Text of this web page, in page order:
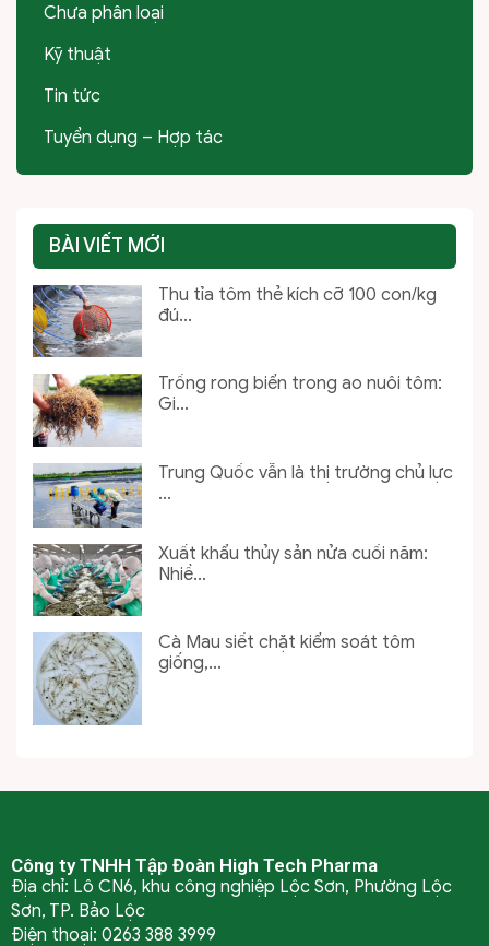
Chưa phân loại
Kỹ thuật
Tin tức
Tuyển dụng – Hợp tác
BÀI VIẾT MỚI
Thu tỉa tôm thẻ kích cỡ 100 con/kg
đú...
Trồng rong biển trong ao nuôi tôm:
Gi...
Trung Quốc vẫn là thị trường chủ lực
...
Xuất khẩu thủy sản nửa cuối năm:
Nhiề...
Cà Mau siết chặt kiểm soát tôm
giống,...
Công ty TNHH Tập Đoàn High Tech Pharma
Địa chỉ: Lô CN6, khu công nghiệp Lộc Sơn, Phường Lộc
Sơn, TP. Bảo Lộc
Điện thoại: 0263 388 3999